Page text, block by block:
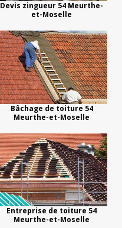
Devis zingueur 54 Meurthe-
et-Moselle
Bâchage de toiture 54
Meurthe-et-Moselle
Entreprise de toiture 54
Meurthe-et-Moselle